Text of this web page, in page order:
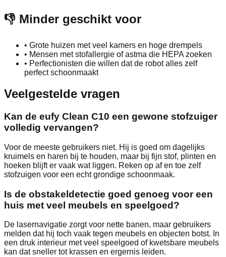
👎 Minder geschikt voor
• Grote huizen met veel kamers en hoge drempels
• Mensen met stofallergie of astma die HEPA zoeken
• Perfectionisten die willen dat de robot alles zelf
perfect schoonmaakt
Veelgestelde vragen
Kan de eufy Clean C10 een gewone stofzuiger
volledig vervangen?
Voor de meeste gebruikers niet. Hij is goed om dagelijks
kruimels en haren bij te houden, maar bij fijn stof, plinten en
hoeken blijft er vaak wat liggen. Reken op af en toe zelf
stofzuigen voor een echt grondige schoonmaak.
Is de obstakeldetectie goed genoeg voor een
huis met veel meubels en speelgoed?
De lasernavigatie zorgt voor nette banen, maar gebruikers
melden dat hij toch vaak tegen meubels en objecten botst. In
een druk interieur met veel speelgoed of kwetsbare meubels
kan dat sneller tot krassen en ergernis leiden.